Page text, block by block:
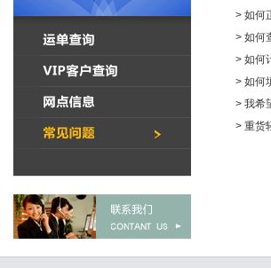
> 如何
> 如何
> 如何
> 如何
> 我希
> 重货